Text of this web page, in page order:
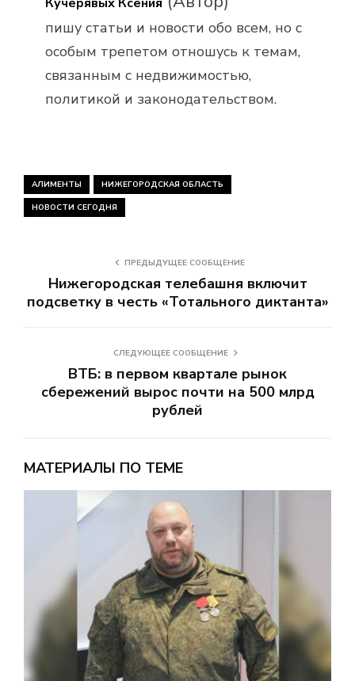
пишу статьи и новости обо всем, но с
особым трепетом отношусь к темам,
связанным с недвижимостью,
политикой и законодательством.
АЛИМЕНТЫ НИЖЕГОРОДСКАЯ ОБЛАСТЬ
НОВОСТИ СЕГОДНЯ
ПРЕДЫДУЩЕЕ СООБЩЕНИЕ
Нижегородская телебашня включит
подсветку в честь «Тотального диктанта»
СЛЕДУЮЩЕЕ СООБЩЕНИЕ
ВТБ: в первом квартале рынок
сбережений вырос почти на 500 млрд
рублей
МАТЕРИАЛЫ ПО ТЕМЕ